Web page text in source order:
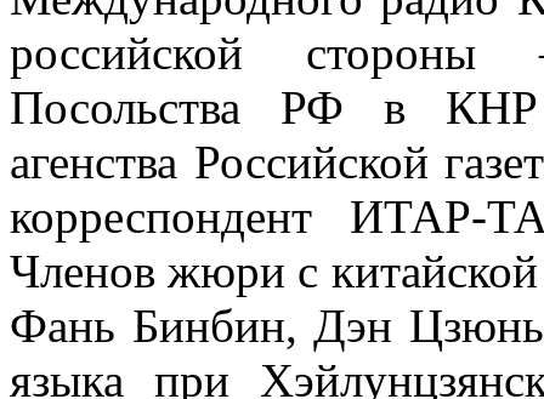
российской стороны
Посольства РФ в КНР
агенства Российской
корреспондент
Членов жюри с
Фань Бинбин, Дэн Цзюнь
языка при